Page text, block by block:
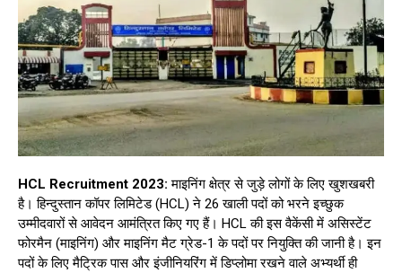
HCL Recruitment 2023: माइनिंग क्षेत्र से जुड़े लोगों के लिए खुशखबरी
है। हिन्दुस्तान कॉपर लिमिटेड (HCL) ने 26 खाली पदों को भरने इच्छुक
उम्मीदवारों से आवेदन आमंत्रित किए गए हैं। HCL की इस वैकेंसी में असिस्टेंट
फोरमैन (माइनिंग) और माइनिंग मैट ग्रेड-1 के पदों पर नियुक्ति की जानी है। इन
पदों के लिए मैट्रिक पास और इंजीनियरिंग में डिप्लोमा रखने वाले अभ्यर्थी ही